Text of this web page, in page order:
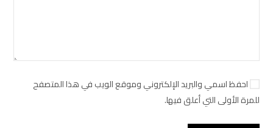
احفظ اسمي والبريد الإلكتروني وموقع الويب في هذا المتصفح
للمرة الأولى التي أعلق فيها.